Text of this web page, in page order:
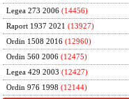
Legea 273 2006 (14456)
Raport 1937 2021 (13927)
Ordin 1508 2016 (12960)
Ordin 560 2006 (12475)
Legea 429 2003 (12427)
Ordin 976 1998 (12144)